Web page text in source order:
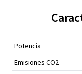
Potencia
Emisiones CO2